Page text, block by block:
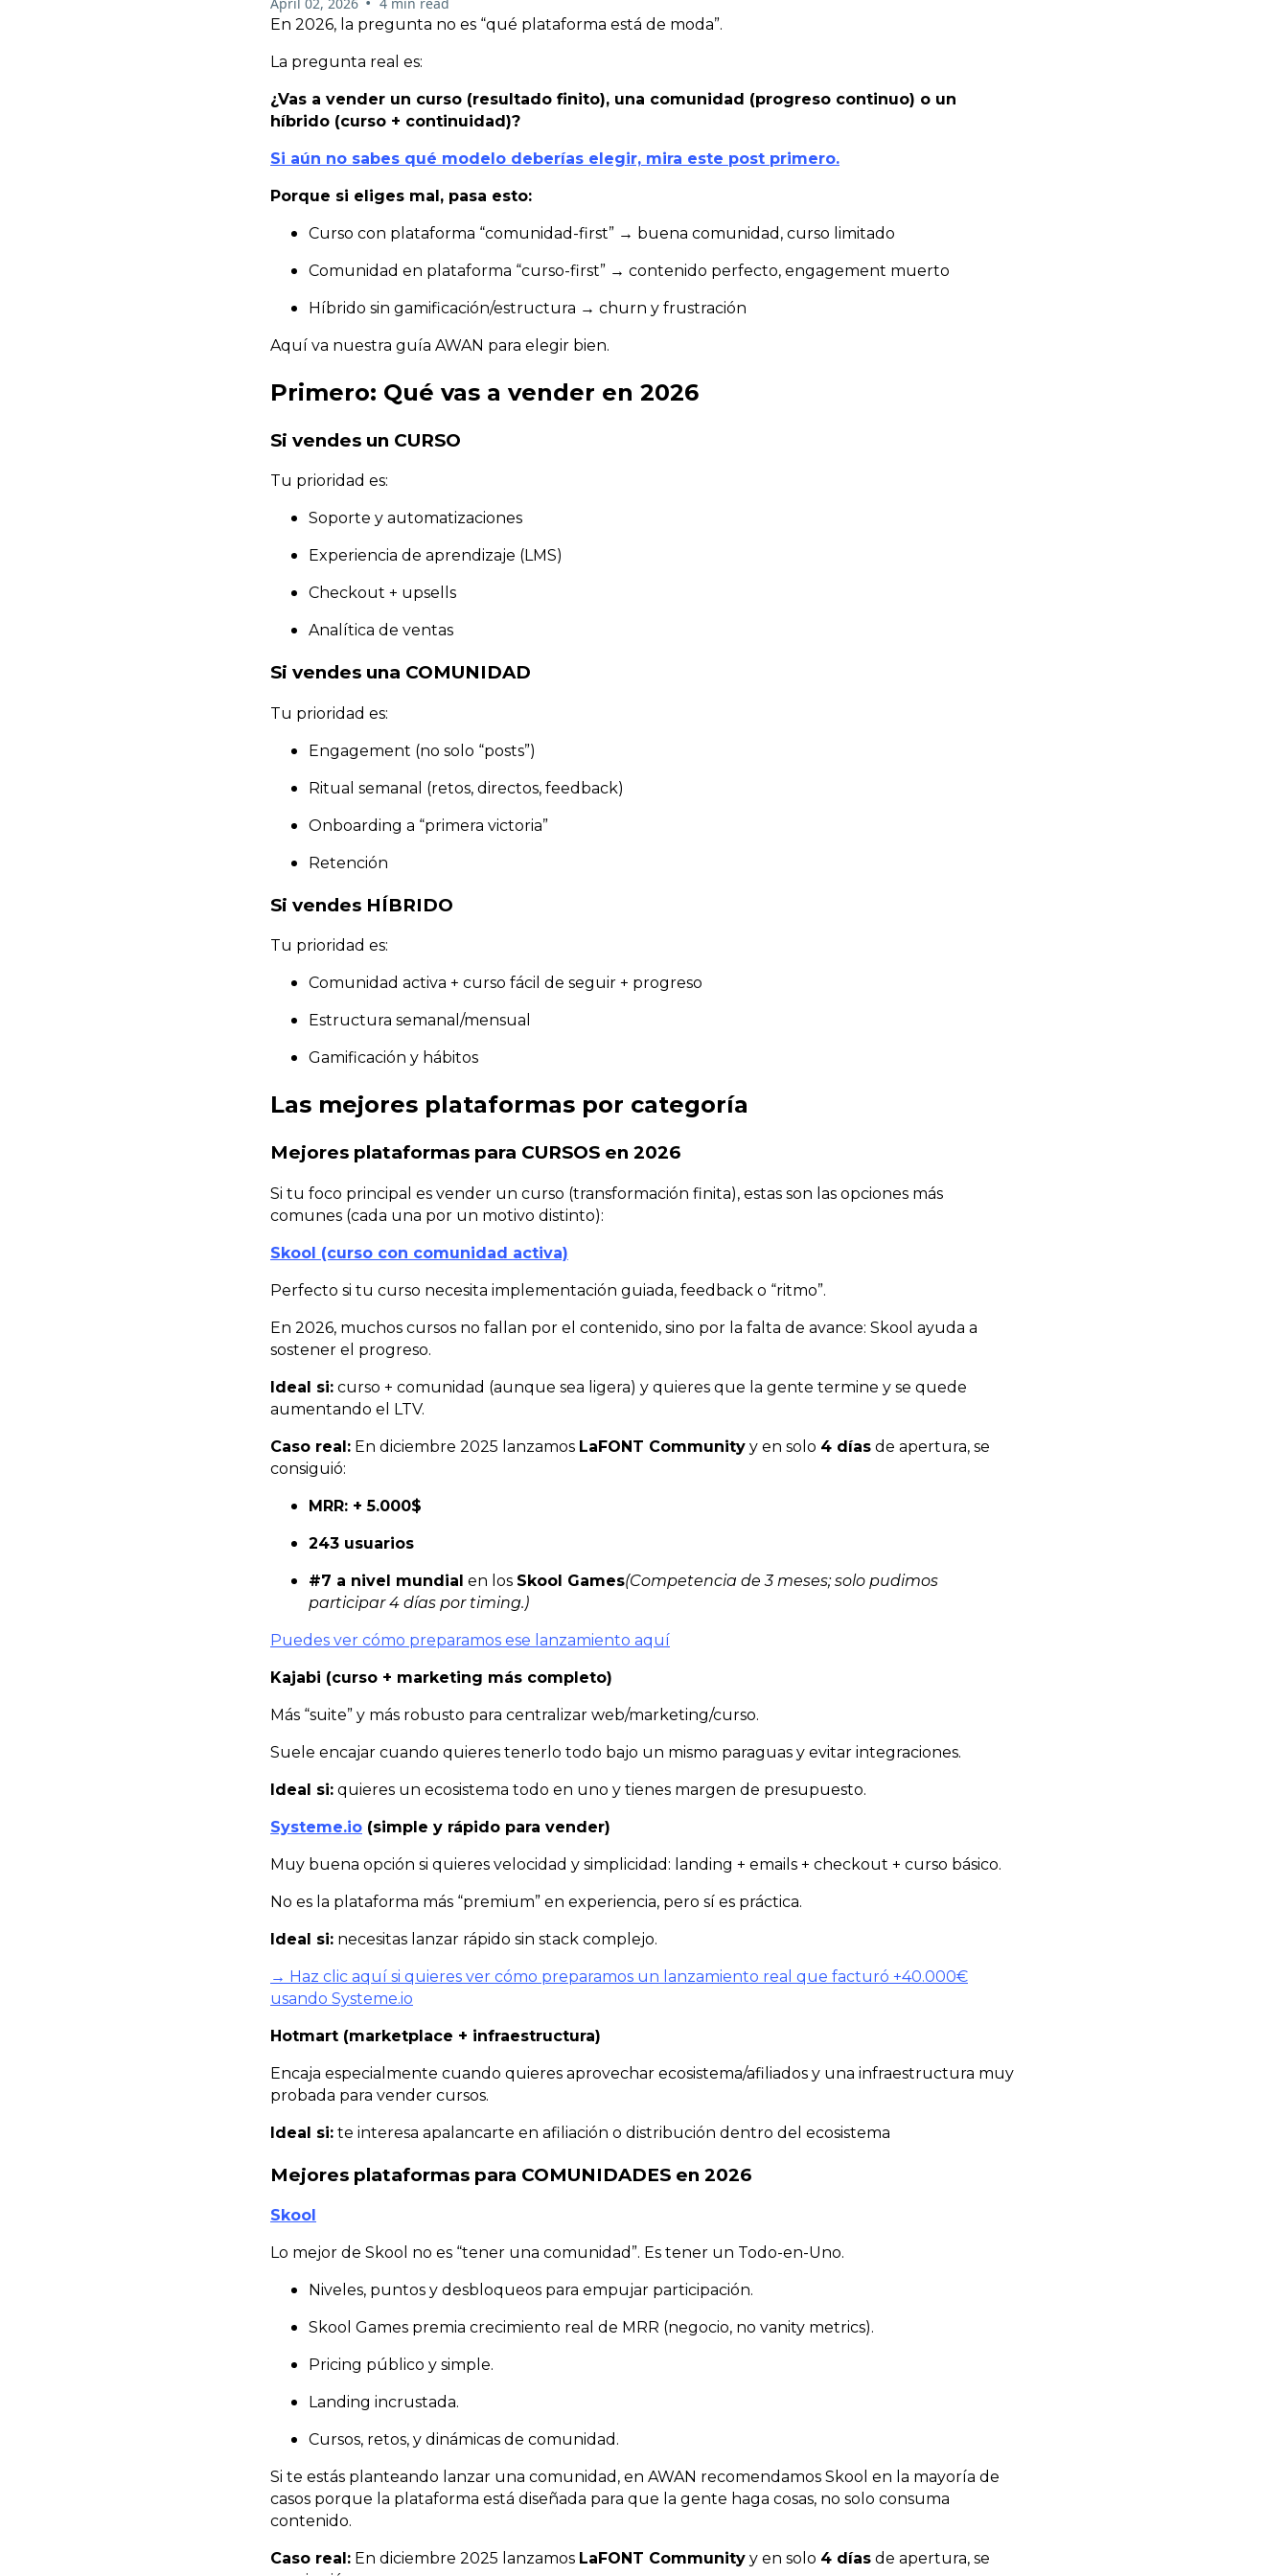
En 2026, la pregunta no es “qué plataforma está de moda”.
La pregunta real es:
¿Vas a vender un curso (resultado finito), una comunidad (progreso continuo) o un
híbrido (curso + continuidad)?
Si aún no sabes qué modelo deberías elegir, mira este post primero.
Porque si eliges mal, pasa esto:
Curso con plataforma “comunidad-first” → buena comunidad, curso limitado
Comunidad en plataforma “curso-first” → contenido perfecto, engagement muerto
Híbrido sin gamificación/estructura → churn y frustración
Aquí va nuestra guía AWAN para elegir bien.
Primero: Qué vas a vender en 2026
Si vendes un CURSO
Tu prioridad es:
Soporte y automatizaciones
Experiencia de aprendizaje (LMS)
Checkout + upsells
Analítica de ventas
Si vendes una COMUNIDAD
Tu prioridad es:
Engagement (no solo “posts”)
Ritual semanal (retos, directos, feedback)
Onboarding a “primera victoria”
Retención
Si vendes HÍBRIDO
Tu prioridad es:
Comunidad activa + curso fácil de seguir + progreso
Estructura semanal/mensual
Gamificación y hábitos
Las mejores plataformas por categoría
Mejores plataformas para CURSOS en 2026
Si tu foco principal es vender un curso (transformación finita), estas son las opciones más
comunes (cada una por un motivo distinto):
Skool (curso con comunidad activa)
Perfecto si tu curso necesita implementación guiada, feedback o “ritmo”.
En 2026, muchos cursos no fallan por el contenido, sino por la falta de avance: Skool ayuda a
sostener el progreso.
Ideal si: curso + comunidad (aunque sea ligera) y quieres que la gente termine y se quede
aumentando el LTV.
Caso real: En diciembre 2025 lanzamos LaFONT Community y en solo 4 días de apertura, se
consiguió:
MRR: + 5.000$
243 usuarios
#7 a nivel mundial en los Skool Games(Competencia de 3 meses; solo pudimos
participar 4 días por timing.)
Puedes ver cómo preparamos ese lanzamiento aquí
Kajabi (curso + marketing más completo)
Más “suite” y más robusto para centralizar web/marketing/curso.
Suele encajar cuando quieres tenerlo todo bajo un mismo paraguas y evitar integraciones.
Ideal si: quieres un ecosistema todo en uno y tienes margen de presupuesto.
Systeme.io (simple y rápido para vender)
Muy buena opción si quieres velocidad y simplicidad: landing + emails + checkout + curso básico.
No es la plataforma más “premium” en experiencia, pero sí es práctica.
Ideal si: necesitas lanzar rápido sin stack complejo.
→ Haz clic aquí si quieres ver cómo preparamos un lanzamiento real que facturó +40.000€
usando Systeme.io
Hotmart (marketplace + infraestructura)
Encaja especialmente cuando quieres aprovechar ecosistema/afiliados y una infraestructura muy
probada para vender cursos.
Ideal si: te interesa apalancarte en afiliación o distribución dentro del ecosistema
Mejores plataformas para COMUNIDADES en 2026
Skool
Lo mejor de Skool no es “tener una comunidad”. Es tener un Todo-en-Uno.
Niveles, puntos y desbloqueos para empujar participación.
Skool Games premia crecimiento real de MRR (negocio, no vanity metrics).
Pricing público y simple.
Landing incrustada.
Cursos, retos, y dinámicas de comunidad.
Si te estás planteando lanzar una comunidad, en AWAN recomendamos Skool en la mayoría de
casos porque la plataforma está diseñada para que la gente haga cosas, no solo consuma
contenido.
Caso real: En diciembre 2025 lanzamos LaFONT Community y en solo 4 días de apertura, se